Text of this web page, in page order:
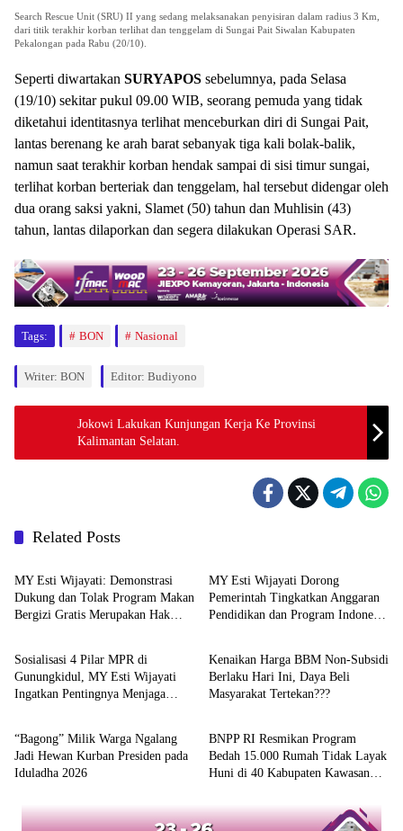
Search Rescue Unit (SRU) II yang sedang melaksanakan penyisiran dalam radius 3 Km,
dari titik terakhir korban terlihat dan tenggelam di Sungai Pait Siwalan Kabupaten
Pekalongan pada Rabu (20/10).
Seperti diwartakan SURYAPOS sebelumnya, pada Selasa
(19/10) sekitar pukul 09.00 WIB, seorang pemuda yang tidak
diketahui identitasnya terlihat menceburkan diri di Sungai Pait,
lantas berenang ke arah barat sebanyak tiga kali bolak-balik,
namun saat terakhir korban hendak sampai di sisi timur sungai,
terlihat korban berteriak dan tenggelam, hal tersebut didengar oleh
dua orang saksi yakni, Slamet (50) tahun dan Muhlisin (43)
tahun, lantas dilaporkan dan segera dilakukan Operasi SAR.
Tags: BON Nasional
Writer: BON Editor: Budiyono
Jokowi Lakukan Kunjungan Kerja Ke Provinsi
Kalimantan Selatan.
Related Posts
Berita
MY Esti Wijayati: Demonstrasi
Dukung dan Tolak Program Makan
Bergizi Gratis Merupakan Hak
MY Esti Wijayati Dorong
Pemerintah Tingkatkan Anggaran
Pendidikan dan Program Indonesia
Berita
Sosialisasi 4 Pilar MPR di
Gunungkidul, MY Esti Wijayati
Ingatkan Pentingnya Menjaga
Berita
Kenaikan Harga BBM Non-Subsidi
Berlaku Hari Ini, Daya Beli
Masyarakat Tertekan???
Berita
“Bagong” Milik Warga Ngalang
Jadi Hewan Kurban Presiden pada
Iduladha 2026
Berita
BNPP RI Resmikan Program
Bedah 15.000 Rumah Tidak Layak
Huni di 40 Kabupaten Kawasan